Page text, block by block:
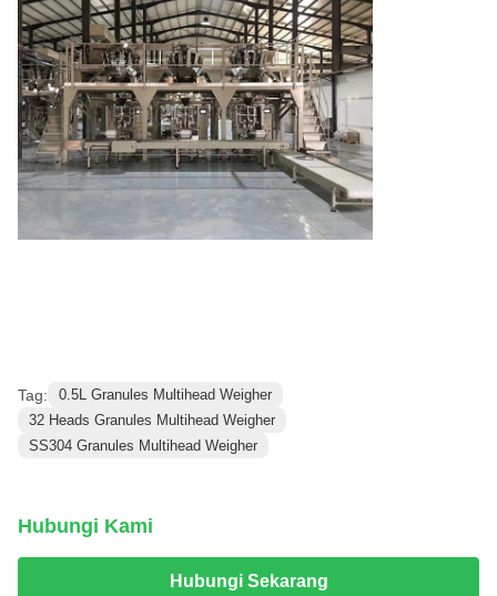
Tag:
0.5L Granules Multihead Weigher
32 Heads Granules Multihead Weigher
SS304 Granules Multihead Weigher
Hubungi Kami
Hubungi Sekarang